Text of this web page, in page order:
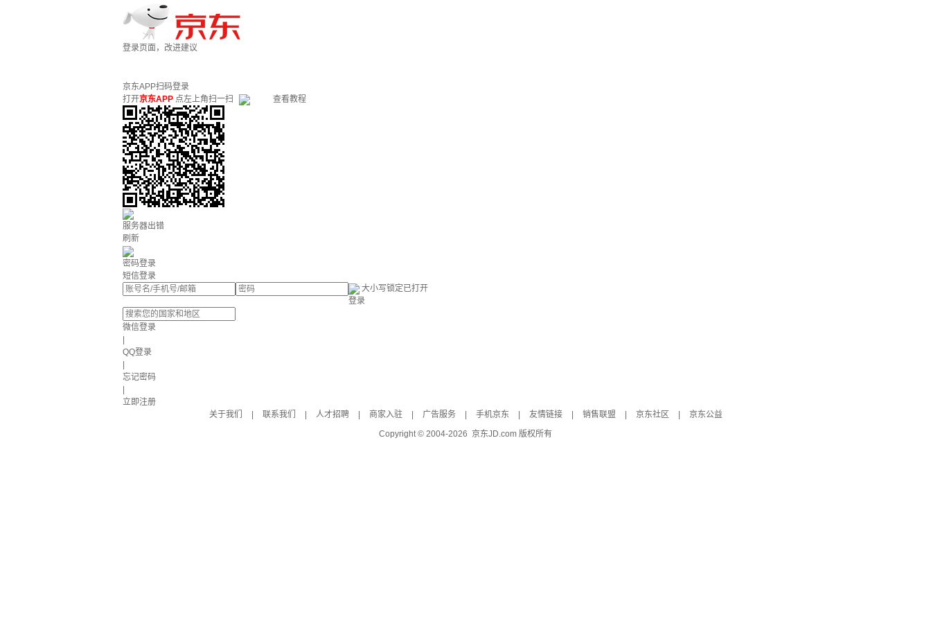
登录页面，改进建议
京东APP扫码登录
打开京东APP 点左上角扫一扫 查看教程
服务器出错
刷新
密码登录
短信登录
大小写锁定已打开
登录
微信登录
QQ登录
忘记密码
立即注册
关于我们
联系我们 人才招聘 商家入驻 广告服务 手机京东 友情链接 销售联盟 京东社区
京东公益
Copyright © 2004-2026 京东JD.com 版权所有